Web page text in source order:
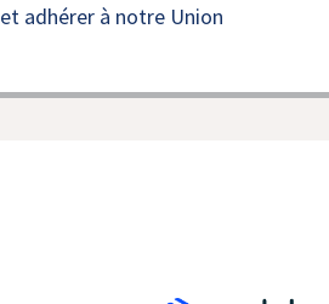
et adhérer à notre Union